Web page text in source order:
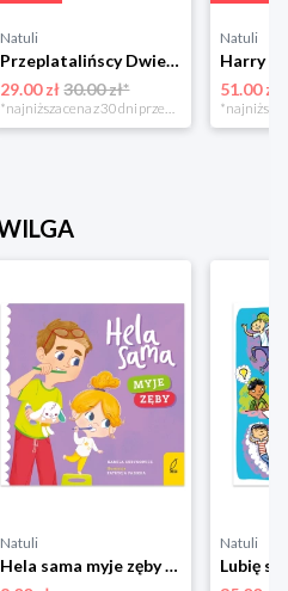
Natuli
Przeplatalińscy Dwie siostry
29.00 zł 30.00 zł*
*najniższa cena z 30 dni przed obniżką
Natuli
51.00 zł
Natuli
Hela sama myje zęby Wilga
Natuli
Lubię